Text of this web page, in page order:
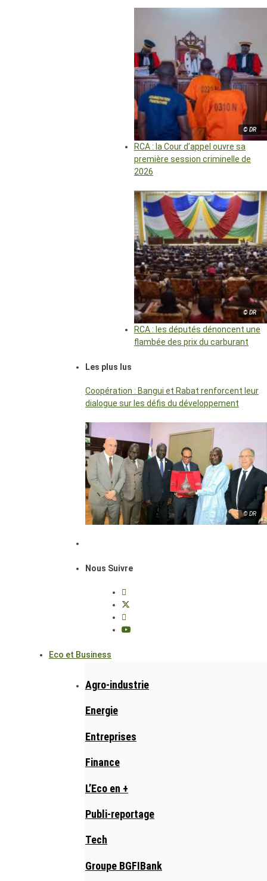
© DR
RCA : la Cour d’appel ouvre sa
première session criminelle de
2026
© DR
RCA : les députés dénoncent une
flambée des prix du carburant
Les plus lus
Coopération : Bangui et Rabat renforcent leur
dialogue sur les défis du développement
© DR
Nous Suivre
Eco et Business
Agro-industrie
Energie
Entreprises
Finance
L’Eco en +
Publi-reportage
Tech
Groupe BGFIBank